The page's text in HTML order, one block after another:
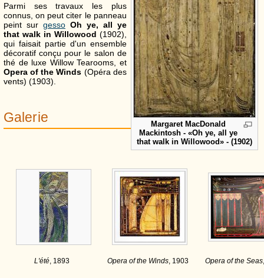
Margaret MacDonald
Mackintosh - «Oh ye, all ye
that walk in Willowood» - (1902)
Parmi ses travaux les plus
connus, on peut citer le panneau
peint sur gesso Oh ye, all ye
that walk in Willowood (1902),
qui faisait partie d'un ensemble
décoratif conçu pour le salon de
thé de luxe Willow Tearooms, et
Opera of the Winds (Opéra des
vents) (1903).
Galerie
L'été, 1893 Opera of the Winds, 1903 Opera of the Seas